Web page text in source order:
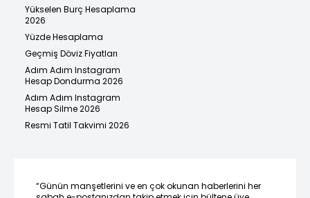
Yükselen Burç Hesaplama
2026
Yüzde Hesaplama
Geçmiş Döviz Fiyatları
Adım Adım Instagram
Hesap Dondurma 2026
Adım Adım Instagram
Hesap Silme 2026
Resmi Tatil Takvimi 2026
“Günün manşetlerini ve en çok okunan haberlerini her